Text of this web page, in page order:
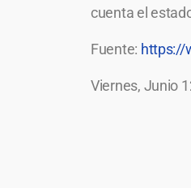
cuenta el
Fuente: https://
Viernes, Junio